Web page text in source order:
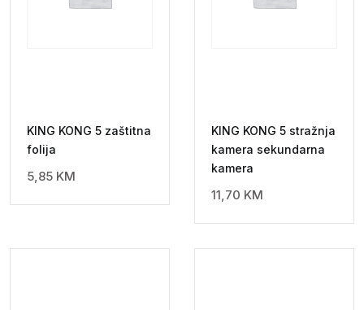
KING KONG 5 zaštitna
folija
5,85 KM
KING KONG 5 stražnja
kamera sekundarna
kamera
11,70 KM